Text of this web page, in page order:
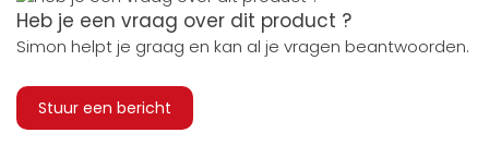
Heb je een vraag over dit product ?
Simon helpt je graag en kan al je vragen beantwoorden.
Stuur een bericht